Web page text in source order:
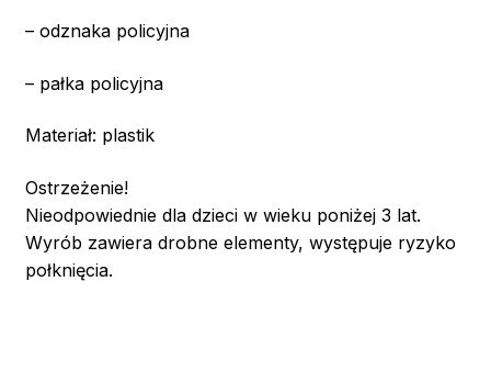
– odznaka policyjna
– pałka policyjna
Materiał: plastik
Ostrzeżenie!
Nieodpowiednie dla dzieci w wieku poniżej 3 lat.
Wyrób zawiera drobne elementy, występuje ryzyko
połknięcia.